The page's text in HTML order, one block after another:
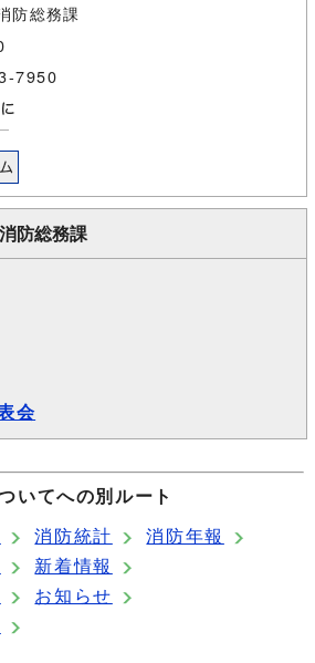
防総務課
7950
防総務課
会
いてへの別ルート
消防統計
消防年報
新着情報
お知らせ